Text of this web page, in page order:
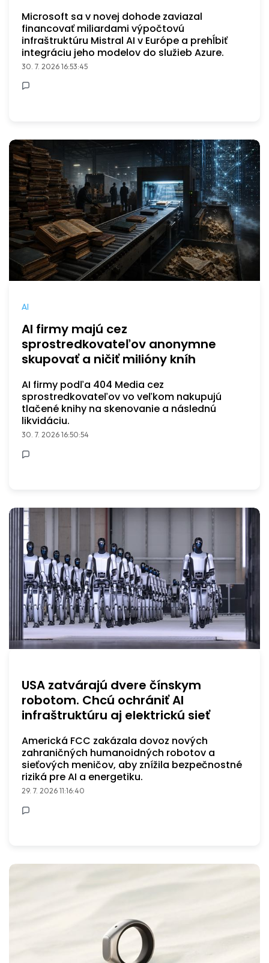
Microsoft sa v novej dohode zaviazal
financovať miliardami výpočtovú
infraštruktúru Mistral AI v Európe a prehĺbiť
integráciu jeho modelov do služieb Azure.
30. 7. 2026 16:53:45
AI
AI firmy majú cez
sprostredkovateľov anonymne
skupovať a ničiť milióny kníh
AI firmy podľa 404 Media cez
sprostredkovateľov vo veľkom nakupujú
tlačené knihy na skenovanie a následnú
likvidáciu.
30. 7. 2026 16:50:54
USA zatvárajú dvere čínskym
robotom. Chcú ochrániť AI
infraštruktúru aj elektrickú sieť
Americká FCC zakázala dovoz nových
zahraničných humanoidných robotov a
sieťových meničov, aby znížila bezpečnostné
riziká pre AI a energetiku.
29. 7. 2026 11:16:40